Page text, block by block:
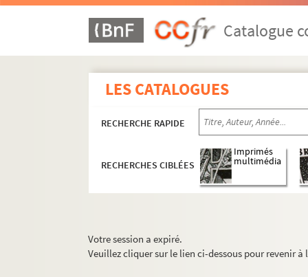
Catalogue
LES CATALOGUES
RECHERCHE RAPIDE
RECHERCHES CIBLÉES
Imprimés
multimédia
Votre session a expiré.
Veuillez cliquer sur le lien ci-dessous pour revenir